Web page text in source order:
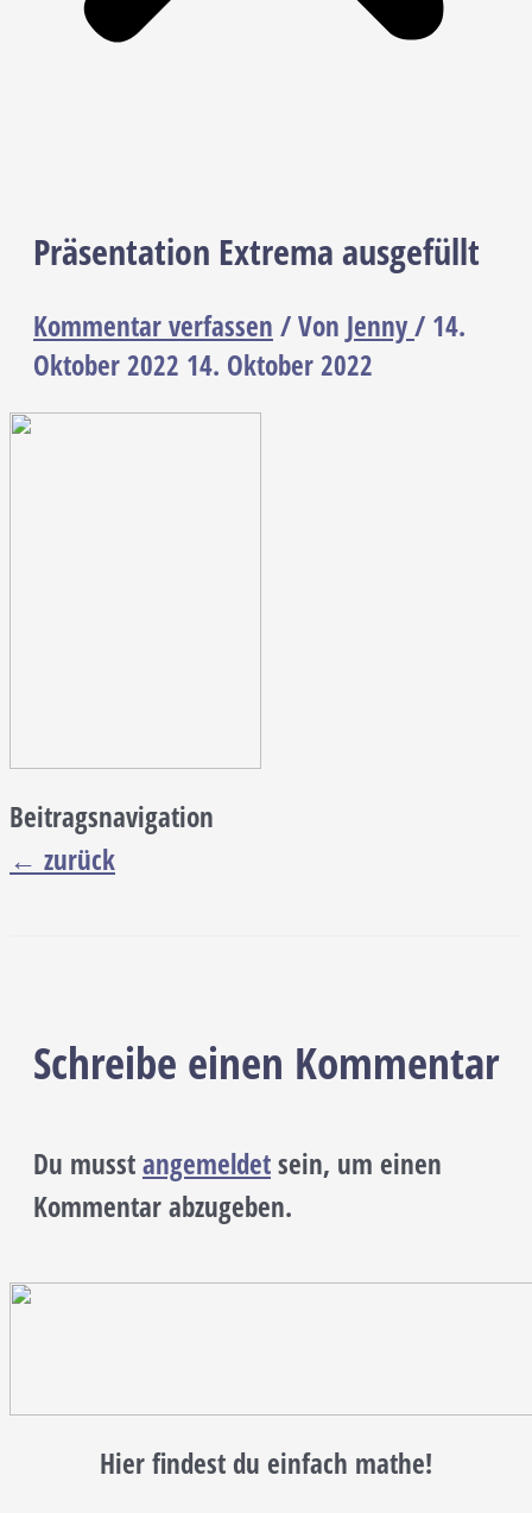
Präsentation Extrema ausgefüllt
Kommentar verfassen / Von Jenny/ 14.
Oktober 2022 14. Oktober 2022
Beitragsnavigation
← zurück
Schreibe einen Kommentar
Du musstangemeldetsein, um einen
Kommentar abzugeben.
Hier findest du einfach mathe!